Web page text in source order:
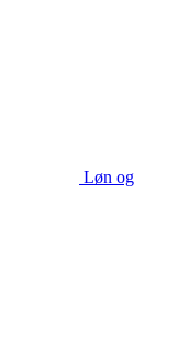
Løn og